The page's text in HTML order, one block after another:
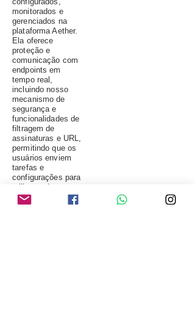
monitorados e
gerenciados na
plataforma Aether.
Ela oferece
proteção e
comunicação com
endpoints em
tempo real,
incluindo nosso
mecanismo de
segurança e
funcionalidades de
filtragem de
assinaturas e URL,
permitindo que os
usuários enviem
tarefas e
configurações para
milhares de
computadores em
segundos.